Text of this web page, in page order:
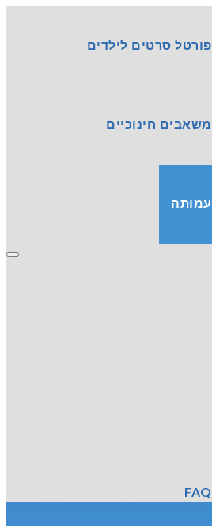
פורטל סרטים לילדים
משאבים חינוכיים
עמותה
FAQ